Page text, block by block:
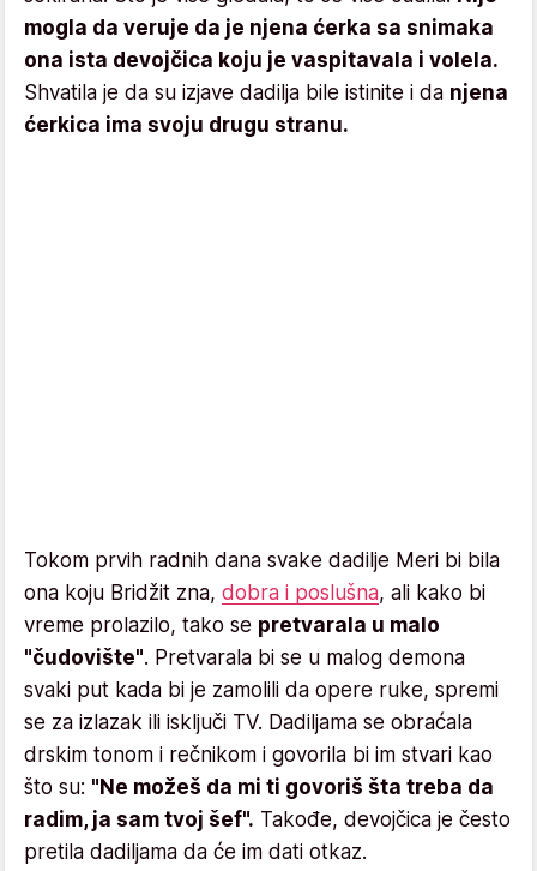
mogla da veruje da je njena ćerka sa snimaka
ona ista devojčica koju je vaspitavala i volela.
Shvatila je da su izjave dadilja bile istinite i da njena
ćerkica ima svoju drugu stranu.
Tokom prvih radnih dana svake dadilje Meri bi bila
ona koju Bridžit zna, dobra i poslušna, ali kako bi
vreme prolazilo, tako se pretvarala u malo
"čudovište". Pretvarala bi se u malog demona
svaki put kada bi je zamolili da opere ruke, spremi
se za izlazak ili isključi TV. Dadiljama se obraćala
drskim tonom i rečnikom i govorila bi im stvari kao
što su: "Ne možeš da mi ti govoriš šta treba da
radim, ja sam tvoj šef". Takođe, devojčica je često
pretila dadiljama da će im dati otkaz.